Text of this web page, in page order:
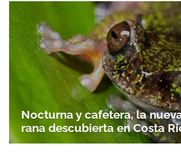
Nocturna y cafetera, la
rana descubierta en Costa